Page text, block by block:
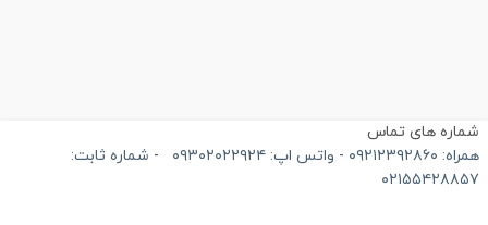
های تماس
- واتس اپ: ۰۹۳۰۲۰۲۲۹۲۴
-
شماره ثابت: